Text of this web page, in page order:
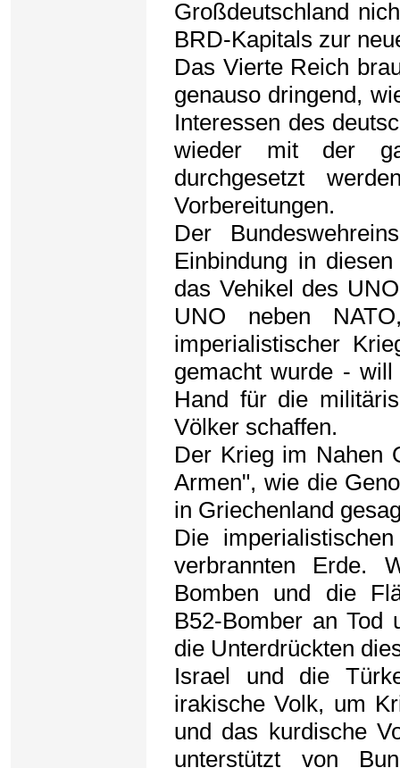
Großdeutschland
BRD-Kapitals zur
Das Vierte Reich
genauso dringend,
Interessen des
wieder mit der
durchgesetzt
Vorbereitungen.
Der
Einbindung in
das Vehikel des
UNO neben
imperialistischer
gemacht wurde -
Hand für die
Völker schaffen.
Der Krieg im Nahen
Armen", wie die
in Griechenland
Die
verbrannten Erde.
Bomben und die
B52-Bomber an Tod
die Unterdrückten
Israel und die
irakische Volk, um
und das kurdische
unterstützt von